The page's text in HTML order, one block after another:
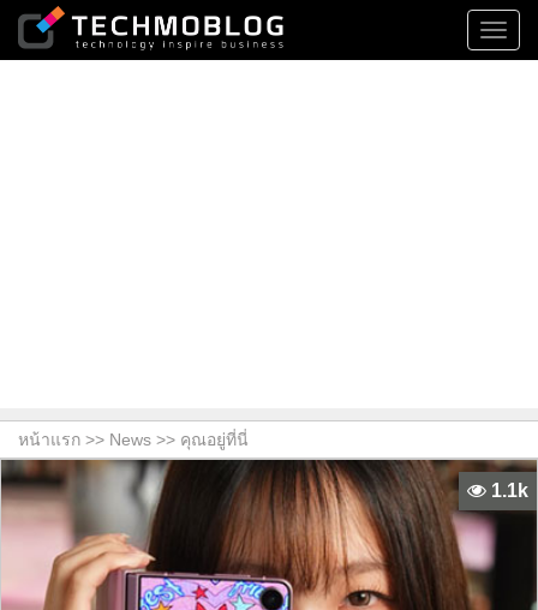
หน้าแรก >> News >> คุณอยู่ที่นี่
1.1k